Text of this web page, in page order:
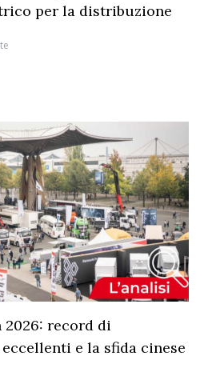
per la distribuzione
record di
e la sfida cinese